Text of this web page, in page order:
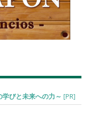
びと未来への力～ [PR]